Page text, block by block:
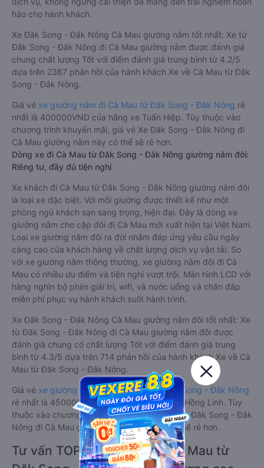
hảo cho hành khách.
Xe Đăk Song - Đắk Nông Cà Mau giường nằm tốt nhất: Xe từ
Đăk Song - Đắk Nông đi Cà Mau giường nằm được đánh giá
chung chất lượng Tốt với điểm đánh giá trung bình từ 4.2/5
dựa trên 2367 phản hồi của hành khách Xe về Cà Mau từ Đăk
Song - Đắk Nông.
Giá vé xe giường nằm đi Cà Mau từ Đăk Song - Đắk Nông rẻ
nhất là 400000VND của hãng xe Tuấn Hiệp. Tùy thuộc vào
chương trình khuyến mãi, giá vé Xe Đăk Song - Đắk Nông đi
Cà Mau giường nằm này có thể sẽ rẻ hơn.
Dòng xe đi Cà Mau từ Đăk Song - Đắk Nông giường nằm đôi:
Riêng tư, đầy đủ tiện nghi
Xe khách đi Cà Mau từ Đăk Song - Đắk Nông giường nằm đôi
là loại xe đặc biệt. Với mỗi giường được thiết kế như một
phòng ngủ khách sạn sang trọng, hiện đại. Đây là dòng xe
giường nằm cho cặp đôi đi Cà Mau mới xuất hiện tại Việt Nam.
Loại xe giường nằm đôi ra đời nhằm đáp ứng yêu cầu ngày
càng cao của khách hàng về chất lượng dịch vụ vận tải. So
với xe giường nằm thông thường, xe giường nằm đôi đi Cà
Mau có nhiều ưu điểm và tiện nghi vượt trội. Màn hình LCD với
hàng nghìn bộ phim giải trí, wifi, và nước uống và chăn đắp
miễn phí phục vụ hành khách suốt hành trình.
Xe Đăk Song - Đắk Nông Cà Mau giường nằm đôi tốt nhất: Xe
từ Đăk Song - Đắk Nông đi Cà Mau giường nằm đôi được
đánh giá chung có chất lượng Tốt với điểm đánh giá trung
bình từ 4.3/5 dựa trên 714 phản hồi của hành khách Xe về Cà
Mau từ Đăk Song - Đắk Nông.
Giá vé xe giường nằm đôi đi Cà Mau từ Đăk Song - Đắk Nông
rẻ nhất là 450000VND của hãng xe Phương Hồng Linh. Tùy
thuộc vào chương trình khuyến mãi, giá vé Xe Đăk Song - Đắk
Nông đi Cà Mau giường nằm đôi này có thể sẽ rẻ hơn.
Tư vấn TOP 2 xe khách đi Cà Mau từ